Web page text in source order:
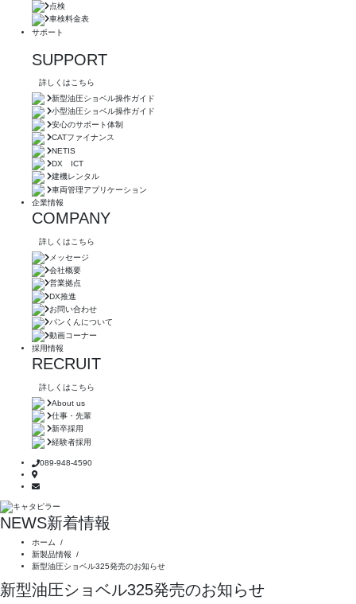
点検
車検料金表
サポート
SUPPORT
詳しくはこちら
新型油圧ショベル操作ガイド
小型油圧ショベル操作ガイド
安心のサポート体制
CATファイナンス
NETIS
DX ICT
建機レンタル
車両管理アプリケーション
企業情報
COMPANY
詳しくはこちら
メッセージ
会社概要
営業拠点
DX推進
お問い合わせ
パンくんについて
動画コーナー
採用情報
RECRUIT
詳しくはこちら
About us
仕事・先輩
新卒採用
経験者採用
089-948-4590
NEWS新着情報
ホーム /
新製品情報 /
新型油圧ショベル325発売のお知らせ
新型油圧ショベル325発売のお知らせ